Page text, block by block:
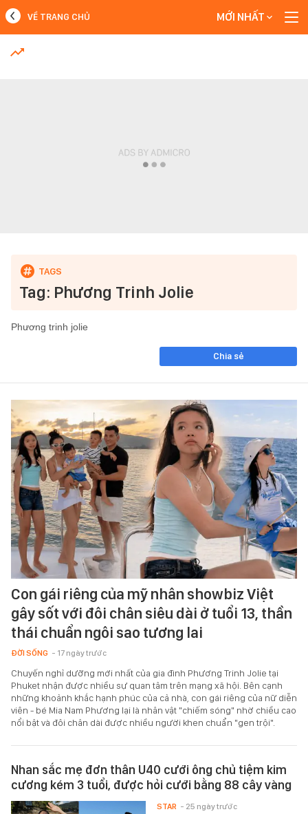
MỚI NHẤT
VỀ TRANG CHỦ MỚI NHẤT
Tag: Phương Trinh Jolie
Phương trinh jolie
Chia sẻ
Con gái riêng của mỹ nhân showbiz Việt
gây sốt với đôi chân siêu dài ở tuổi 13, thần
thái chuẩn ngôi sao tương lai
ĐỜI SỐNG - 17 ngày trước
Chuyến nghỉ dưỡng mới nhất của gia đình Phương Trinh Jolie tại
Phuket nhận được nhiều sự quan tâm trên mạng xã hội. Bên cạnh
những khoảnh khắc hạnh phúc của cả nhà, con gái riêng của nữ diễn
viên - bé Mia Nam Phương lại là nhân vật "chiếm sóng" nhờ chiều cao
nổi bật và đôi chân dài được nhiều người khen chuẩn "gen trội".
Nhan sắc mẹ đơn thân U40 cưới ông chủ tiệm kim
cương kém 3 tuổi, được hỏi cưới bằng 88 cây vàng
STAR - 25 ngày trước